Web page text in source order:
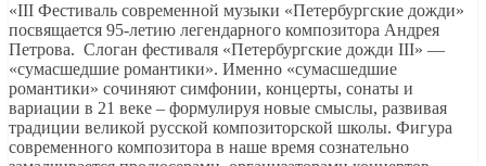
«III Фестиваль современной музыки «Петербургские дожди»
посвящается 95-летию легендарного композитора Андрея
Петрова. Слоган фестиваля «Петербургские дожди III» —
«сумасшедшие романтики». Именно «сумасшедшие
романтики» сочиняют симфонии, концерты, сонаты и
вариации в 21 веке – формулируя новые смыслы, развивая
традиции великой русской композиторской школы. Фигура
современного композитора в наше время сознательно